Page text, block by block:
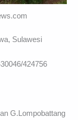
Sulawesi
424756
G.Lompobattang